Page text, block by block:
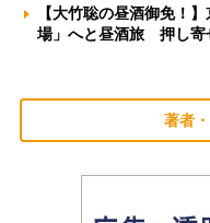
【大竹聡の昼酒御免！
場」へと昼酒旅 押し
著者